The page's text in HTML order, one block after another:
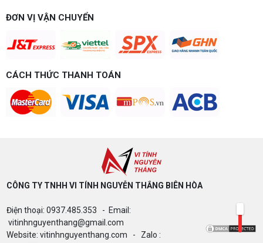
ĐƠN VỊ VẬN CHUYỂN
CÁCH THỨC THANH TOÁN
CÔNG TY TNHH VI TÍNH NGUYỄN THẮNG BIÊN HÒA​
Điện thoại: 0937.485.353 - Email:
vitinhnguyenthang@gmail.com
Website: vitinhnguyenthang.com - Zalo :